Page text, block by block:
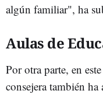
algún familiar", ha
Aulas de
Por otra parte, en
consejera también